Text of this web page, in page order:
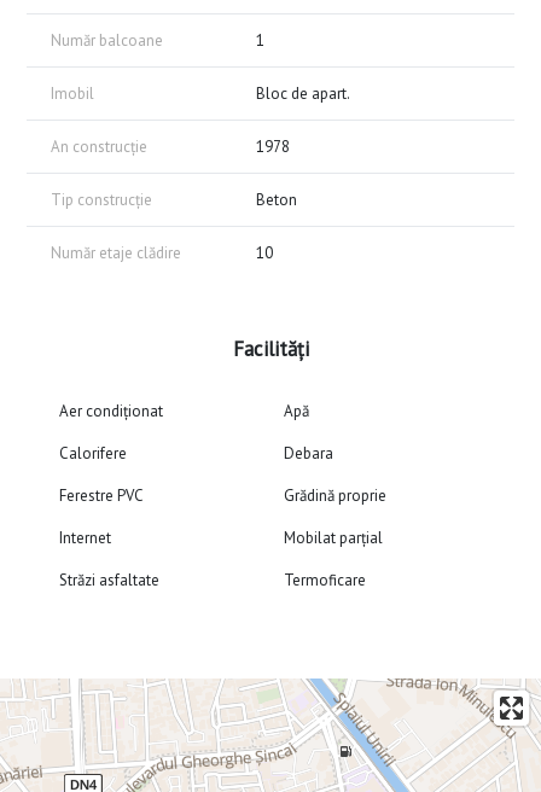
Număr balcoane 1
Imobil Bloc de apart.
An construcție 1978
Tip construcție Beton
Număr etaje clădire 10
Facilități
Aer condiționat Apă
Calorifere Debara
Ferestre PVC Grădină proprie
Internet Mobilat parțial
Străzi asfaltate Termoficare